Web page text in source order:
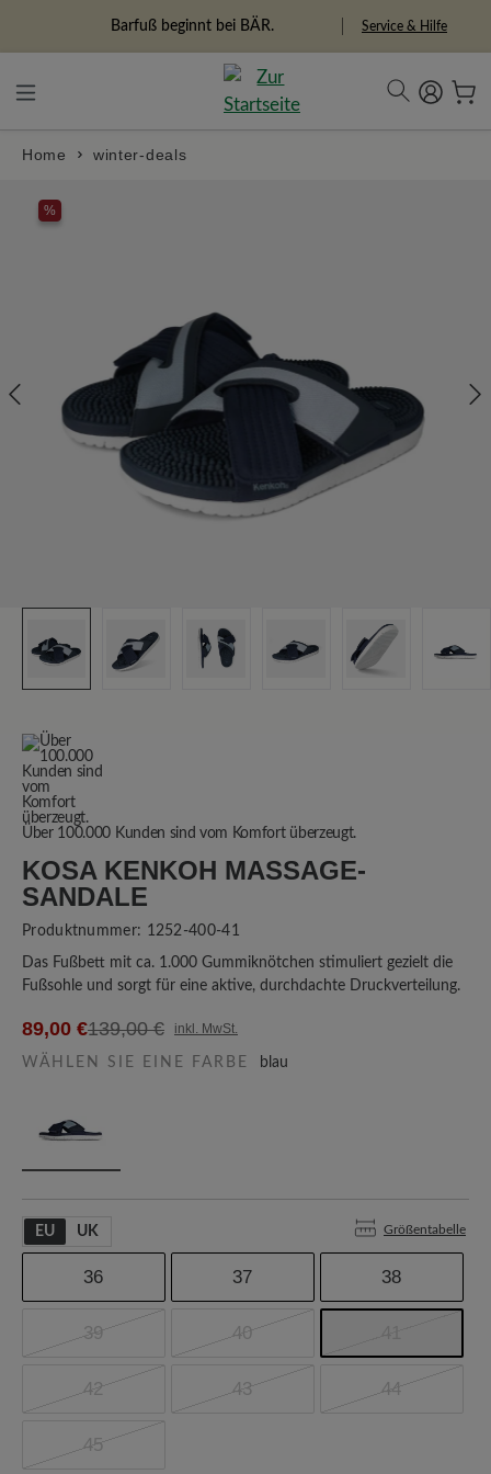
Freiheitspioniere Service & Hilfe
Home winter-deals
%
Über 100.000 Kunden sind vom Komfort überzeugt.
KOSA KENKOH MASSAGE-
SANDALE
Produktnummer: 1252-400-41
Das Fußbett mit ca. 1.000 Gummiknötchen stimuliert gezielt die
Fußsohle und sorgt für eine aktive, durchdachte Druckverteilung.
89,00 €139,00 € inkl. MwSt.
WÄHLEN SIE EINE FARBE blau
EU UK Größentabelle
36 37 38
39 40
42 43 44
45